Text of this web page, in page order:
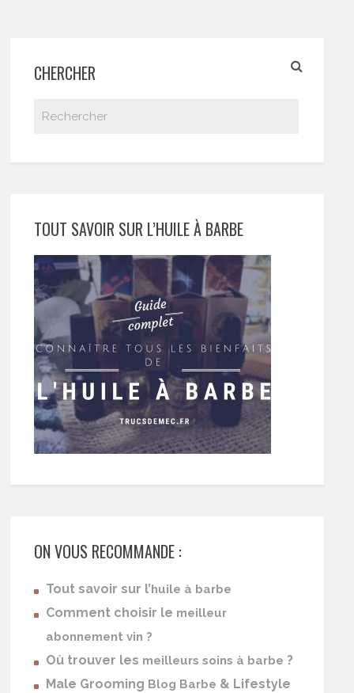
CHERCHER
TOUT SAVOIR SUR L’HUILE À BARBE
ON VOUS RECOMMANDE :
Tout savoir sur l’huile à barbe
Comment choisir le meilleur
abonnement vin ?
Où trouver les meilleurs soins à barbe ?
Male Grooming Blog Barbe & Lifestyle